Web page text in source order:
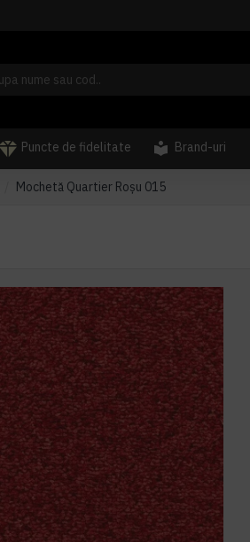
Puncte de fidelitate Brand-uri
Mochetă Quartier Roșu 015